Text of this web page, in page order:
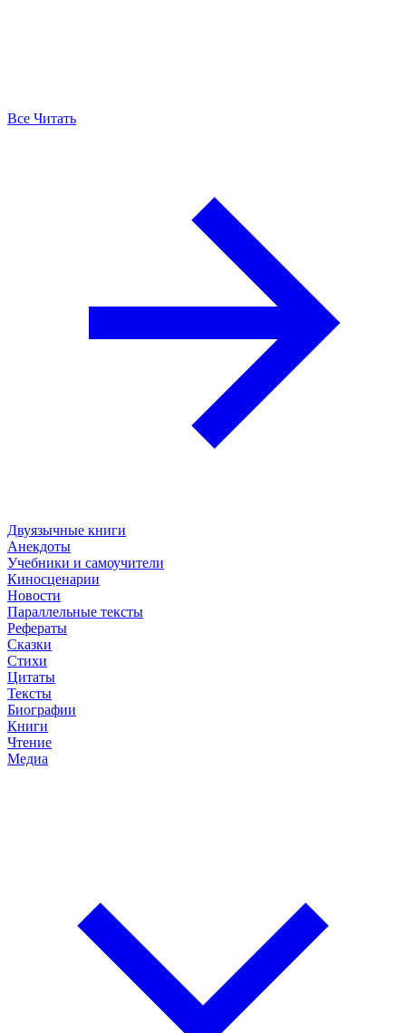
Все Читать
Двуязычные книги
Анекдоты
Учебники и самоучители
Киносценарии
Новости
Параллельные тексты
Рефераты
Сказки
Стихи
Цитаты
Тексты
Биографии
Книги
Чтение
Медиа